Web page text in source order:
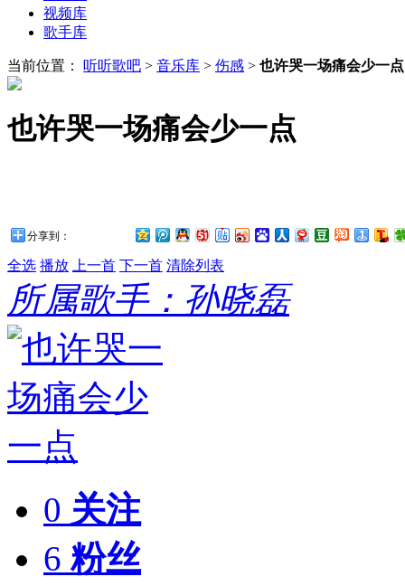
视频库
歌手库
当前位置： 听听歌吧 > 音乐库 > 伤感 > 也许哭一场痛会少一点
也许哭一场痛会少一点
分享到：
全选 播放 上一首 下一首 清除列表
所属歌手：孙晓磊
0 关注
6 粉丝